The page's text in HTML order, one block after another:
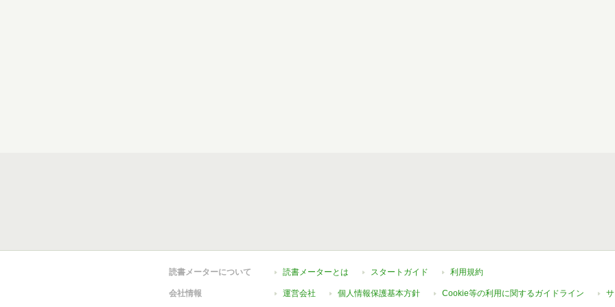
読書メーターについて 読書メーターとは スタートガイド 利用規約
会社情報 運営会社 個人情報保護基本方針 Cookie等の利用に関するガイドライン